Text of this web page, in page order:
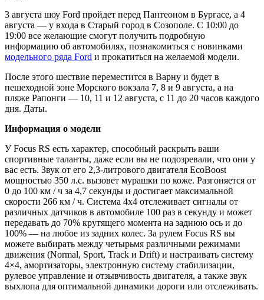
3 августа шоу Ford пройдет перед Пантеоном в Бургасе, а 4
августа — у входа в Старый город в Созополе. С 10:00 до
19:00 все желающие смогут получить подробную
информацию об автомобилях, познакомиться с новинками
модельного ряда Ford и прокатиться на желаемой модели.
После этого шествие переместится в Варну и будет в
пешеходной зоне Морского вокзала 7, 8 и 9 августа, а на
пляже Рапонги — 10, 11 и 12 августа, с 11 до 20 часов каждого
дня. Даты.
Информация о модели
У Focus RS есть характер, способный раскрыть ваши
спортивные таланты, даже если вы не подозревали, что они у
вас есть. Звук от его 2,3-литрового двигателя EcoBoost
мощностью 350 л.с. вызовет мурашки по коже. Разгоняется от
0 до 100 км / ч за 4,7 секунды и достигает максимальной
скорости 266 км / ч. Система 4х4 отслеживает сигналы от
различных датчиков в автомобиле 100 раз в секунду и может
передавать до 70% крутящего момента на заднюю ось и до
100% — на любое из задних колес. За рулем Focus RS вы
можете выбирать между четырьмя различными режимами
движения (Normal, Sport, Track и Drift) и настраивать систему
4×4, амортизаторы, электронную систему стабилизации,
рулевое управление и отзывчивость двигателя, а также звук
выхлопа для оптимальной динамики дороги или отслеживать.